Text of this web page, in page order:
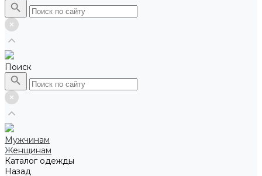
Поиск
Мужчинам
Женщинам
Каталог одежды
Назад